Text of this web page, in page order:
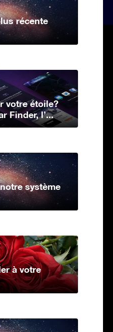
récente
votre étoile?
Finder, l’...
système
à votre